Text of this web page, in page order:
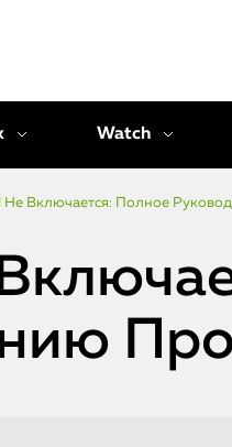
Watch
Не Включается: Полное